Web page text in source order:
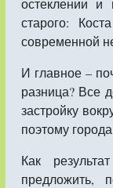
остеклении и
старого:
современной
И главное –
разница? Все
застройку
поэтому
Как
предложить,